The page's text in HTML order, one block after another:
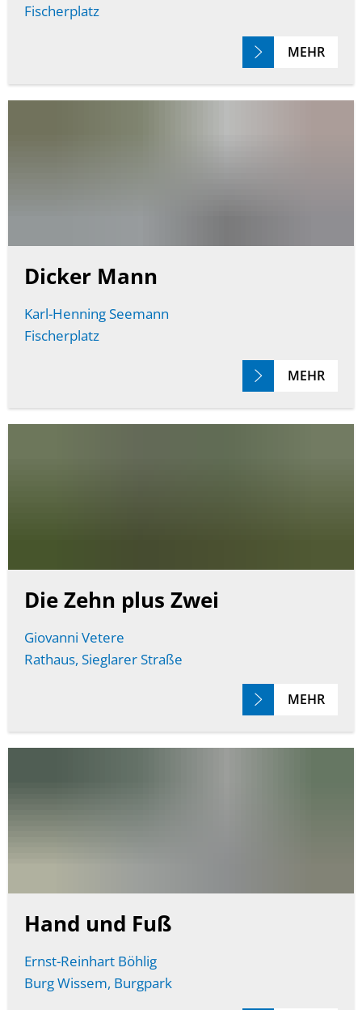
Fischerplatz
MEHR
Dicker Mann
Karl-Henning Seemann
Fischerplatz
MEHR
Die Zehn plus Zwei
Giovanni Vetere
Rathaus, Sieglarer Straße
MEHR
Hand und Fuß
Ernst-Reinhart Böhlig
Burg Wissem, Burgpark